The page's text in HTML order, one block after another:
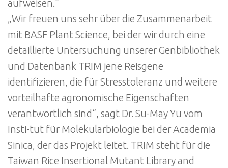
aufweisen.“
„Wir freuen uns sehr über die Zusammenarbeit
mit BASF Plant Science, bei der wir durch eine
detaillierte Untersuchung unserer Genbibliothek
und Datenbank TRIM jene Reisgene
identifizieren, die für Stresstoleranz und weitere
vorteilhafte agronomische Eigenschaften
verantwortlich sind“, sagt Dr. Su-May Yu vom
Insti-tut für Molekularbiologie bei der Academia
Sinica, der das Projekt leitet. TRIM steht für die
Taiwan Rice Insertional Mutant Library and